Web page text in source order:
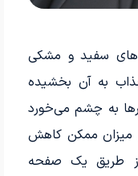
سفید و مشکی
به آن بخشیده
به چشم می‌خورد
میزان ممکن کاهش
از طریق یک صفحه